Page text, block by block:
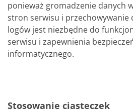
ponieważ gromadzenie danych
stron serwisu i przechowywanie
logów jest niezbędne do
serwisu i zapewnienia
informatycznego.
Stosowanie ciasteczek